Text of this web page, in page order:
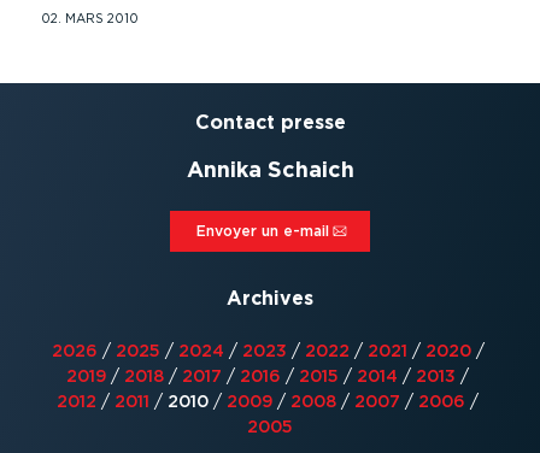
02. MARS 2010
Contact presse
Annika Schaich
Envoyer un e-mail⁠
Archives
2026 / 2025 / 2024 / 2023 / 2022 / 2021 / 2020/
2019 / 2018 / 2017 / 2016 / 2015 / 2014 / 2013 /
2012 / 2011 / 2010 / 2009 / 2008 / 2007 / 2006 /
2005